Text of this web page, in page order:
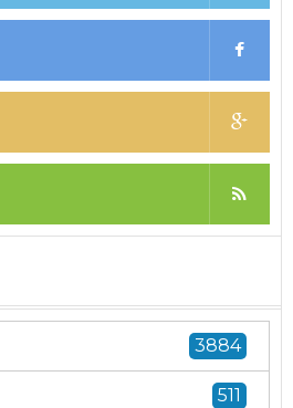
3884
511